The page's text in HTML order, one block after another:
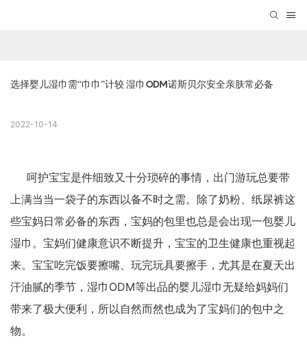
选择婴儿湿巾需“巾巾”计较 湿巾ODM诺斯贝尔安全亲肤常必备
2022-10-14
呵护宝宝是件细致又十分琐碎的事情，出门游玩总要带
上满当当一袋子的东西以备不时之需。除了奶粉、纸尿裤这
些宝妈日常必备的东西，宝妈的包里也总是会出现一包婴儿
湿巾。宝妈们健康意识不断提升，宝宝的卫生健康也重视起
来。宝宝吃完饭要擦嘴、玩完玩具要擦手，尤其是在夏天出
汗油腻的季节， 湿巾ODM等出品的婴儿湿巾无疑给妈妈们
带来了极大便利，所以自然而然也成为了宝妈们的包中之
物。